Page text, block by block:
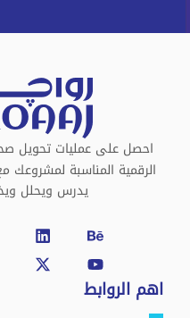
احصل على عمليات تحويل
الرقمية المناسبة لمشروعك
يدرس ويحلل
Behance
Youtube
X-
اهم الروابط